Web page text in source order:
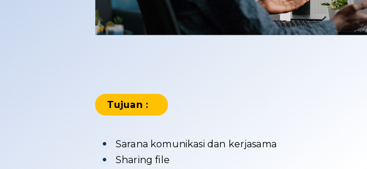
Tujuan :
Sarana komunikasi dan kerjasama
Sharing file